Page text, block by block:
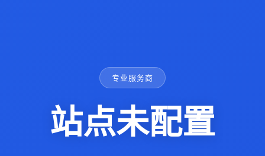
专业服务商
站点未配置